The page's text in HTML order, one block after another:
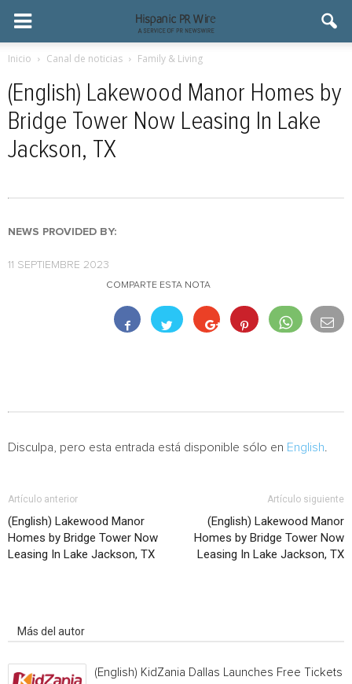
Inicio Canal de noticias Family & Living
(English) Lakewood Manor Homes by
Bridge Tower Now Leasing In Lake
Jackson, TX
NEWS PROVIDED BY:
11 SEPTIEMBRE 2023
COMPARTE ESTA NOTA
Disculpa, pero esta entrada está disponible sólo en English
Artículo anterior
(English) Lakewood Manor
Homes by Bridge Tower Now
Leasing In Lake Jackson, TX
Artículo siguiente
(English) Lakewood Manor
Homes by Bridge Tower Now
Leasing In Lake Jackson, TX
Más del autor
(English) KidZania Dallas Launches Free Tickets